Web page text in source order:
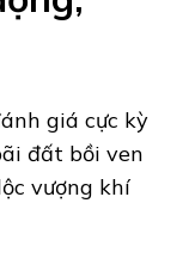
giá cực kỳ
đất bồi ven
vượng khí